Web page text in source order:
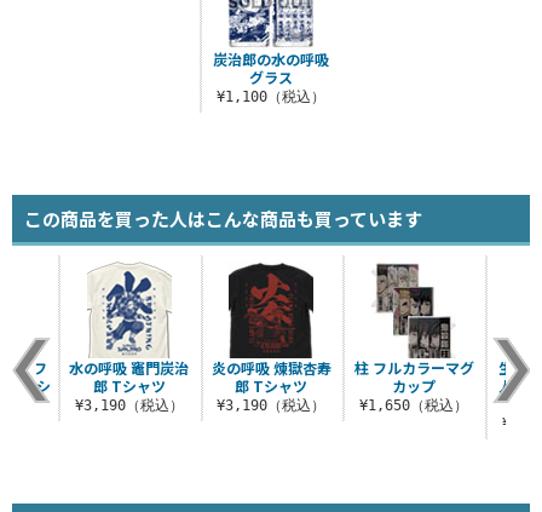
炭治郎の水の呼吸
グラス
¥1,100（税込）
この商品を買った人はこんな商品も買っています
炎の呼吸 煉獄杏寿
郎 Tシャツ
¥3,190（税込）
柱 フルカラーマグ
カップ
¥1,650（税込）
生殺
人に
面フ
クTシ
水の呼吸 竈門炭治
郎 Tシャツ
¥3,190（税込）